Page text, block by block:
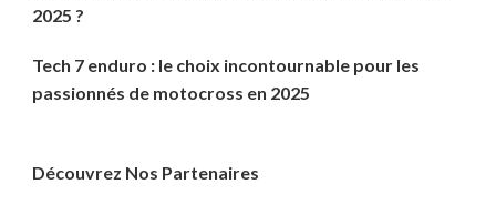
2025 ?
Tech 7 enduro : le choix incontournable pour les
passionnés de motocross en 2025
Découvrez Nos Partenaires